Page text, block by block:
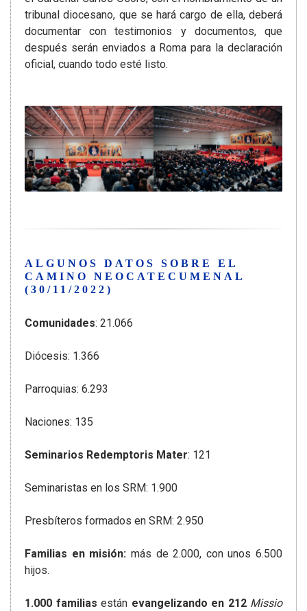
tribunal diocesano, que se hará cargo de ella, deberá
documentar con testimonios y documentos, que
después serán enviados a Roma para la declaración
oficial, cuando todo esté listo.
ALGUNOS DATOS SOBRE EL
CAMINO NEOCATECUMENAL
(30/11/2022)
Comunidades: 21.066
Diócesis: 1.366
Parroquias: 6.293
Naciones: 135
Seminarios Redemptoris Mater: 121
Seminaristas en los SRM: 1.900
Presbíteros formados en SRM: 2.950
Familias en misión: más de 2.000, con unos 6.500
hijos.
1.000 familias están evangelizando en 212 Missio